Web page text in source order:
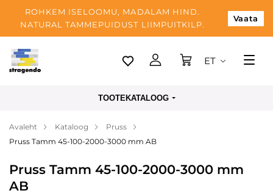
ROHKEM ISELOOMU, MADALAM HIND.
NATURAL TAMMEPUIDUST LIIMPUITKILP.
Vaata
Tallinn
Makse
Blogi
ET
TOOTEKATALOOG
Avaleht Kataloog
Pruss
Pruss Tamm 45-100-2000-3000 mm AB
Pruss Tamm 45-100-2000-3000 mm
AB